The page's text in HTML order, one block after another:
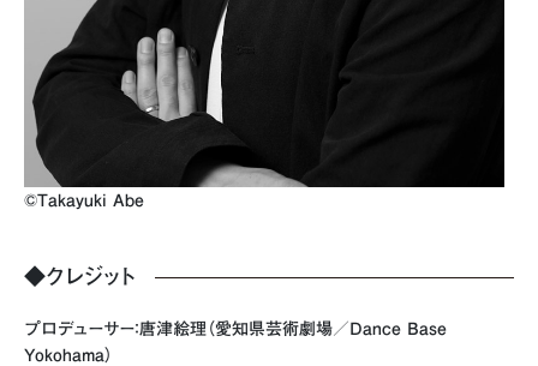
©︎Takayuki Abe
◆クレジット
プロデューサー：唐津絵理（愛知県芸術劇場／Dance Base
Yokohama）